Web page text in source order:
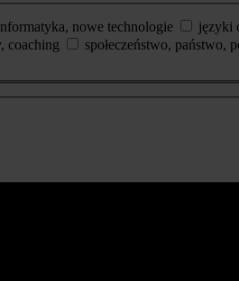
nowe technologie
języki
coaching społeczeństwo, państwo,